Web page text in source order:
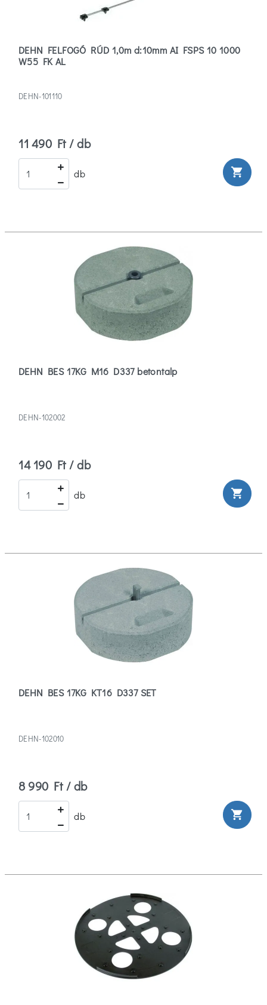
DEHN FELFOGÓ RÚD 1,0m d:10mm AI FSPS 10 1000
W55 FK AL
DEHN-101110
11 490 Ft / db
db shopping_cart
DEHN BES 17KG M16 D337 betontalp
DEHN-102002
14 190 Ft / db
db shopping_cart
DEHN BES 17KG KT16 D337 SET
DEHN-102010
8 990 Ft / db
db shopping_cart